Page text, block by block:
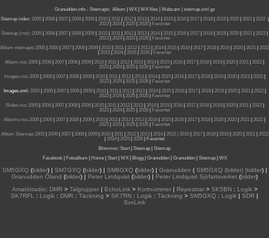
Granudden.info- Sitemaps: Album WX WX files | Webcam |
sitemap.xml.gz
Sitemap index: 2005| 2006| 2007| 2008| 2009| 2010| 2011| 2012| 2013| 2014| 2015| 2016| 2017| 2018| 2019| 2020| 2021| 2022|
2023| 2024| 2025| 2026|
Favoriter
Sitemap (rss): 2005 2006 2007 2008 2009 2010 2011 2012 2013 2014 2015 2016 2017 2018 2019 2020 2021 2022
2023| 2024| 2025| 2026|
Favoriter
Album sitemaps: 2005 2006 2007 2008 2009 2010 2011 2012 2013 2014 2015 2016 2017 2018 2019 2020 2021
2022
2023| 2024| 2025| 2026|
Favoriter
Album.rss: 2005 2006 2007 2008 2009 2010 2011 2012 2013 2014 2015 2016 2017 2018 2019 2020 2021 2022
2023| 2024| 2025| 2026|
Favoriter
Images.rss: 2005| 2006| 2007| 2008| 2009| 2010| 2011| 2012| 2013| 2014| 2015| 2016| 2017| 2018| 2019| 2020| 2021| 2022|
2023| 2024| 2025| 2026|
Favoriter
Images.xml: 2005| 2006| 2007| 2008| 2009| 2010| 2011| 2012| 2013| 2014| 2015| 2016| 2017| 2018| 2019| 2020| 2021| 2022|
2023| 2024| 2025| 2026|
Favoriter
Slides.rss: 2005| 2006| 2007| 2008| 2009| 2010| 2011| 2012| 2013| 2014| 2015| 2016| 2017| 2018| 2019| 2020| 2021| 2022|
2023| 2024| 2025| 2026|
Favoriter
Albums.rss: 2005 2006 2007 2008 2009 2010 2011 2012 2013 2014 2015 2016 2017 2018 2019 2020 2021 2022
2023| 2024| 2025| 2026|
Favoriter
Album Sitemap: 2005| 2006| 2007| 2008| 2009| 2010| 2011| 2012| 2013| 2014| 2015 | 2016| 2017| 2018| 2019| 2020| 2021| 2022
2024| 2025| 2026|
Favoriter
Blommor: Start Sitemap
Sitemap
Facebook| Fotoalbum Home| Start| WX| Blogg| Granudden| Granudden| Sitemap| WX
SM5GXQ(bilder) | SM7GXQ(bilder) | SM6GXQ(bilder) | Granudden (SM5GXQ (bilder) |bilder) |
Granudden Öland (bilder) | Peter Lindquist (bilder) | Peter Lindquist Sjöfartsverket (bilder)
Amatörradio: DMR> Talgrupper| EchoLink> Kortnummer| Repeatrar> SK5BN: Logik>
SK7RFL
: Logik : DMR : Täckning > SK7RN : Logik : Täckning > SM5GXQ : Logik | SDR |
SvxLink